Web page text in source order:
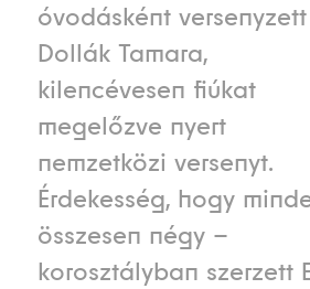
óvodásként versenyzett
Dollák Tamara,
kilencévesen fiúkat
megelőzve nyert
nemzetközi versenyt.
Érdekesség, hogy
összesen négy –
korosztályban szerzett